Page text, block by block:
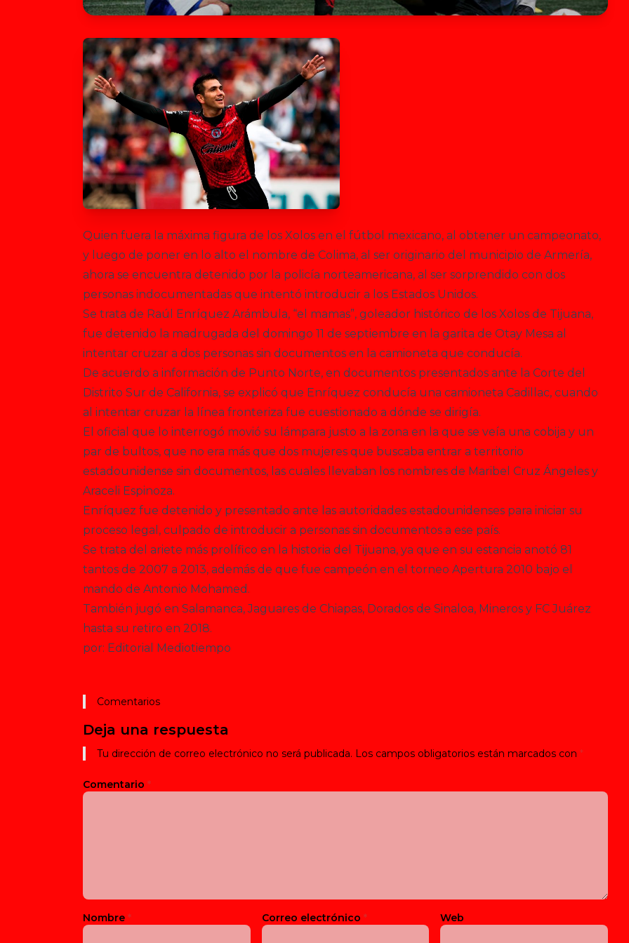
Quien fuera la máxima figura de los Xolos en el fútbol mexicano, al obtener un campeonato,
y luego de poner en lo alto el nombre de Colima, al ser originario del municipio de Armería,
ahora se encuentra detenido por la policía norteamericana, al ser sorprendido con dos
personas indocumentadas que intentó introducir a los Estados Unidos.
Se trata de Raúl Enríquez Arámbula, “el mamas”, goleador histórico de los Xolos de Tijuana,
fue detenido la madrugada del domingo 11 de septiembre en la garita de Otay Mesa al
intentar cruzar a dos personas sin documentos en la camioneta que conducía.
De acuerdo a información de Punto Norte, en documentos presentados ante la Corte del
Distrito Sur de California, se explicó que Enríquez conducía una camioneta Cadillac, cuando
al intentar cruzar la línea fronteriza fue cuestionado a dónde se dirigía.
El oficial que lo interrogó movió su lámpara justo a la zona en la que se veía una cobija y un
par de bultos, que no era más que dos mujeres que buscaba entrar a territorio
estadounidense sin documentos, las cuales llevaban los nombres de Maribel Cruz Ángeles y
Araceli Espinoza.
Enríquez fue detenido y presentado ante las autoridades estadounidenses para iniciar su
proceso legal, culpado de introducir a personas sin documentos a ese país.
Se trata del ariete más prolífico en la historia del Tijuana, ya que en su estancia anotó 81
tantos de 2007 a 2013, además de que fue campeón en el torneo Apertura 2010 bajo el
mando de Antonio Mohamed.
También jugó en Salamanca, Jaguares de Chiapas, Dorados de Sinaloa, Mineros y FC Juárez
hasta su retiro en 2018.
por: Editorial Mediotiempo
Comentarios
Deja una respuesta
Tu dirección de correo electrónico no será publicada. Los campos obligatorios están marcados con *
Comentario *
Nombre * Correo electrónico * Web